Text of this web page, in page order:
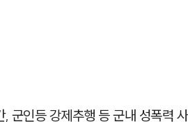
, 군인등 강제추행 등 군내 성폭력